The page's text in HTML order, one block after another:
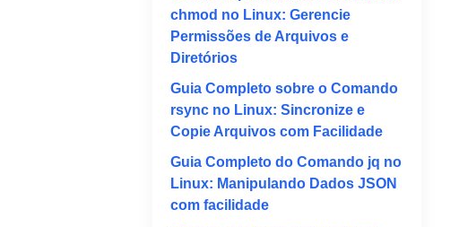
chmod no Linux: Gerencie
Permissões de Arquivos e
Diretórios
Guia Completo sobre o Comando
rsync no Linux: Sincronize e
Copie Arquivos com Facilidade
Guia Completo do Comando jq no
Linux: Manipulando Dados JSON
com facilidade